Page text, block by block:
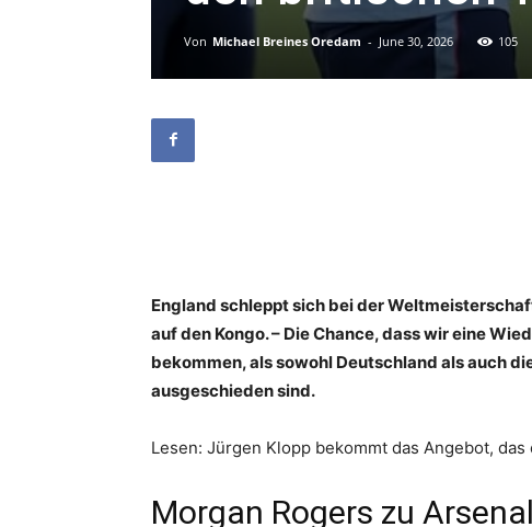
Von Michael Breines Oredam - June 30, 2026 105
England schleppt sich bei der
auf den Kongo. – Die Chance, dass wir eine
bekommen, als sowohl Deutschland als auch
ausgeschieden sind.
Lesen: Jürgen Klopp bekommt das Angebot,
Morgan Rogers zu